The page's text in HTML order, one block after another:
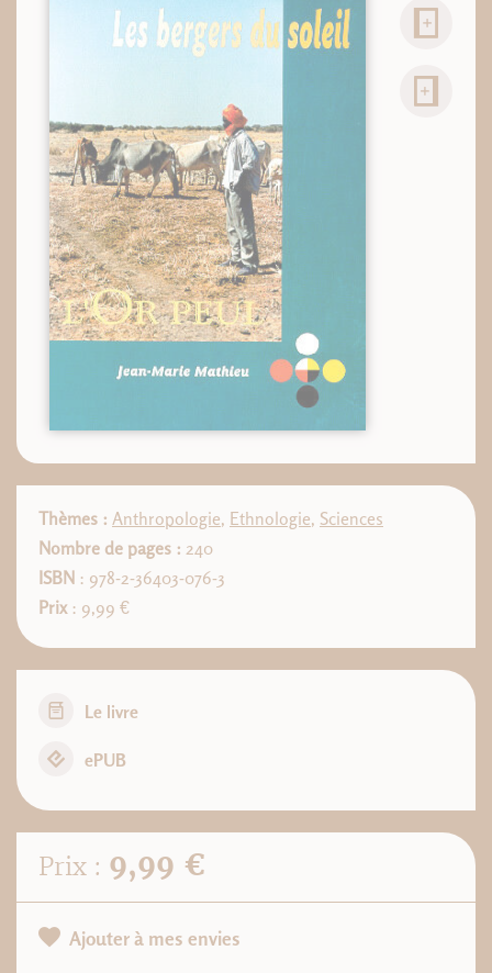
Thèmes : Anthropologie, Ethnologie, Sciences
Nombre de pages : 240
ISBN : 978-2-36403-076-3
Prix: 9,99 €
Le livre
ePUB
Prix : 9,99 €
Ajouter à mes envies